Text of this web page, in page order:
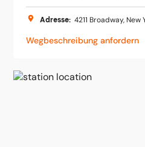
Adresse: 4211 Broadway, New
Wegbeschreibung anfordern